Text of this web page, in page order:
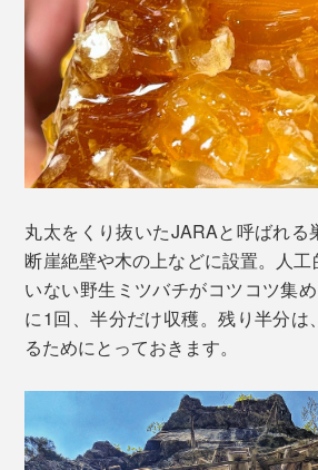
丸太をくり抜いたJARAと呼ばれる
断崖絶壁や木の上などに設置。人
いない野生ミツバチがコツコツ集
に1回、半分だけ収穫。残り半分は
るためにとっておきます。